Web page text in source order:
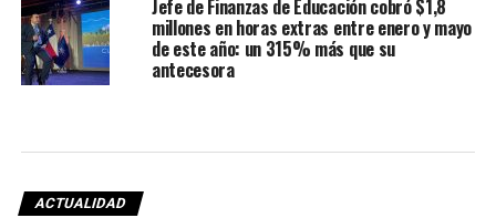
Jefe de Finanzas de Educación cobró $1,8
millones en horas extras entre enero y mayo
de este año: un 315% más que su
antecesora
ACTUALIDAD